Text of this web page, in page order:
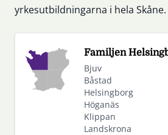
yrkesutbildningarna i hela Skåne.
Familjen
Bjuv
Båstad
Helsingborg
Höganäs
Klippan
Landskrona